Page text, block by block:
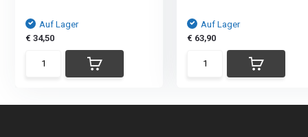
Auf Lager
€ 34,50
Auf Lager
€ 63,90